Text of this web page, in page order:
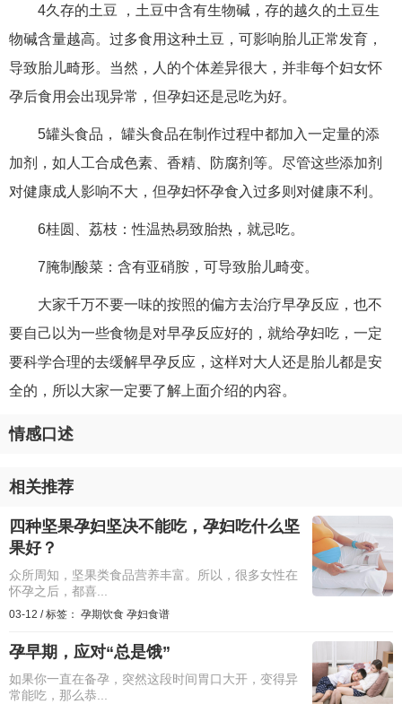
4久存的土豆 ，土豆中含有生物碱，存的越久的土豆生
物碱含量越高。过多食用这种土豆，可影响胎儿正常发育，
导致胎儿畸形。当然，人的个体差异很大，并非每个妇女怀
孕后食用会出现异常，但孕妇还是忌吃为好。
5罐头食品， 罐头食品在制作过程中都加入一定量的添
加剂，如人工合成色素、香精、防腐剂等。尽管这些添加剂
对健康成人影响不大，但孕妇怀孕食入过多则对健康不利。
6桂圆、荔枝：性温热易致胎热，就忌吃。
7腌制酸菜：含有亚硝胺，可导致胎儿畸变。
大家千万不要一味的按照的偏方去治疗早孕反应，也不
要自己以为一些食物是对早孕反应好的，就给孕妇吃，一定
要科学合理的去缓解早孕反应，这样对大人还是胎儿都是安
全的，所以大家一定要了解上面介绍的内容。
情感口述
相关推荐
四种坚果孕妇坚决不能吃，孕妇吃什么坚
果好？
众所周知，坚果类食品营养丰富。所以，很多女性在
怀孕之后，都喜...
03-12 /标签： 孕期饮食 孕妇食谱
孕早期，应对“总是饿”
如果你一直在备孕，突然这段时间胃口大开，变得异
常能吃，那么恭...